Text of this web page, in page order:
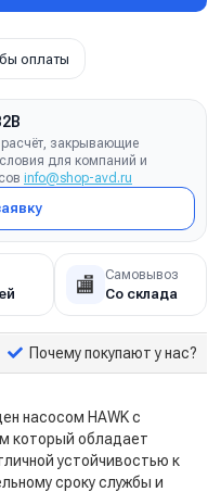
оплаты
закрывающие
для компаний и
info@shop-avd.ru
🏬 Самовывоз
Со склада
Почему покупают у нас?
насосом HAWK с
который обладает
устойчивостью к
сроку службы и